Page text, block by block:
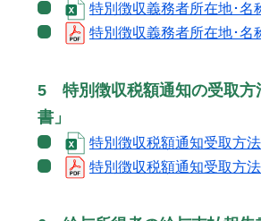
特別徴収義務者所在地･名
特別徴収義務者所在地･名
5 特別徴収税額通知の受取方
書」
特別徴収税額通知受取方
特別徴収税額通知受取方